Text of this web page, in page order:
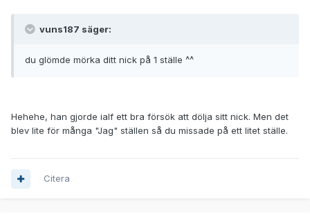
vuns187 säger:
du glömde mörka ditt nick på 1 ställe ^^
Hehehe, han gjorde ialf ett bra försök att dölja sitt nick. Men det
blev lite för många "Jag" ställen så du missade på ett litet ställe.
Citera